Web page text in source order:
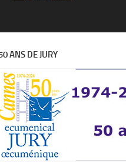
ANS DE JURY